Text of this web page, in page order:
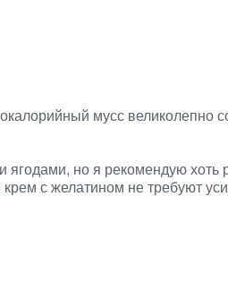
мусс великолепно
ягодами, но я рекомендую хоть
с желатином не требуют